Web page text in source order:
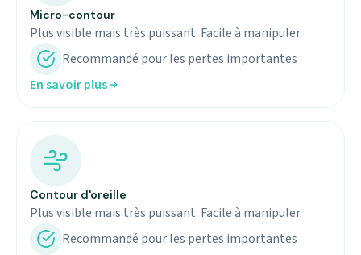
Micro-contour
Plus visible mais très puissant. Facile à manipuler.
Recommandé pour les pertes importantes
En savoir plus
Contour d'oreille
Plus visible mais très puissant. Facile à manipuler.
Recommandé pour les pertes importantes